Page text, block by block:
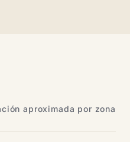
aproximada por zona